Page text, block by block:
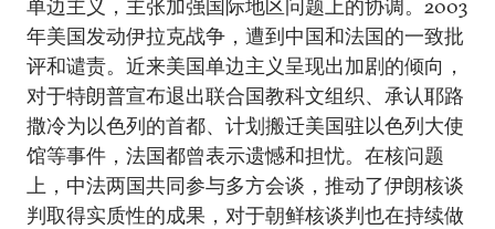
单边主义，主张加强国际地区问题上的协调。2003
年美国发动伊拉克战争，遭到中国和法国的一致批
评和谴责。近来美国单边主义呈现出加剧的倾向，
对于特朗普宣布退出联合国教科文组织、承认耶路
撒冷为以色列的首都、计划搬迁美国驻以色列大使
馆等事件，法国都曾表示遗憾和担忧。在核问题
上，中法两国共同参与多方会谈，推动了伊朗核谈
判取得实质性的成果，对于朝鲜核谈判也在持续做